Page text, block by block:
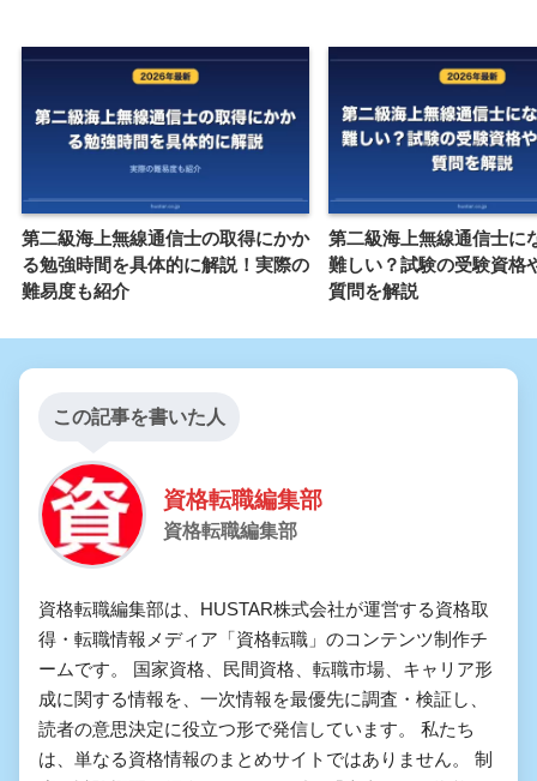
第二級海上無線通信士の取得にかか
る勉強時間を具体的に解説！実際の
難易度も紹介
第二級海上無線通信士に
難しい？試験の受験資格
質問を解説
この記事を書いた人
資格転職編集部
資格転職編集部
資格転職編集部は、HUSTAR株式会社が運営する資格取
得・転職情報メディア「資格転職」のコンテンツ制作チ
ームです。 国家資格、民間資格、転職市場、キャリア形
成に関する情報を、一次情報を最優先に調査・検証し、
読者の意思決定に役立つ形で発信しています。 私たち
は、単なる資格情報のまとめサイトではありません。 制